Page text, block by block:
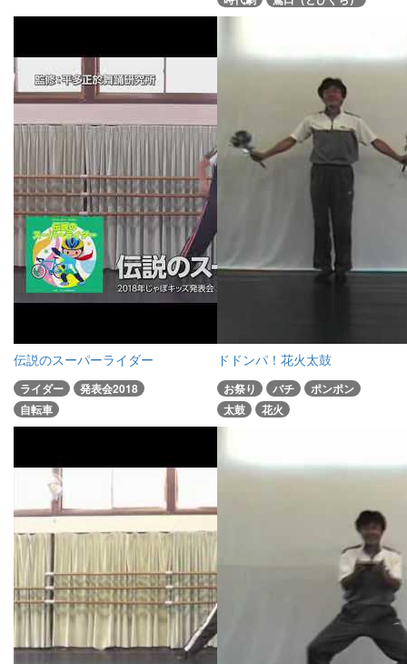
伝説のスーパーライダー
ライダー
発表会2018
自転車
ドドンパ！花火太鼓
お祭り バチ
ポンポン
太鼓
花火